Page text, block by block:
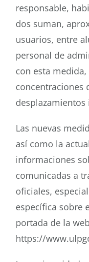
responsable,
dos suman,
usuarios, entre
personal de
con esta
concentraciones
desplazamientos
Las nuevas
así como la
informaciones
comunicadas a
oficiales,
específica sobre
portada de la
https://